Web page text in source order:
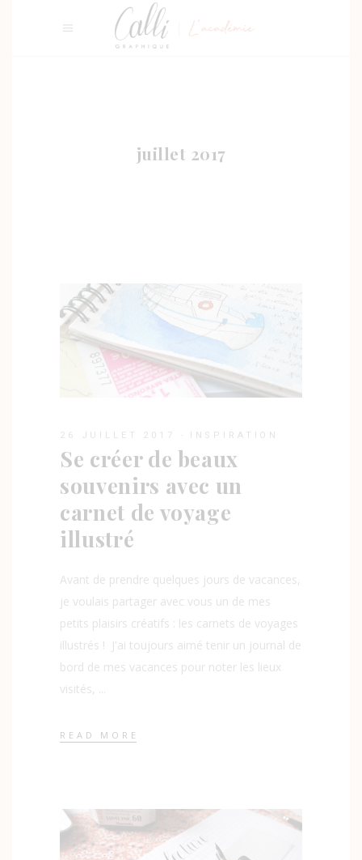
juillet 2017
26 JUILLET 2017 INSPIRATION
Se créer de beaux
souvenirs avec un
carnet de voyage
illustré
Avant de prendre quelques jours de vacances,
je voulais partager avec vous un de mes
petits plaisirs créatifs : les carnets de voyages
illustrés ! J'ai toujours aimé tenir un journal de
bord de mes vacances pour noter les lieux
visités,
READ MORE